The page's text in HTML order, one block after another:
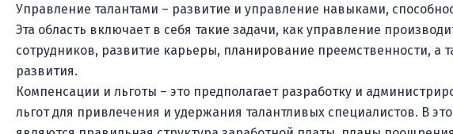
Управление талантами – развитие и управление навыками,
Эта область включает в себя такие задачи, как управление
сотрудников, развитие карьеры, планирование преемственности, а
развития.
Компенсации и льготы – это предполагает разработку и
льгот для привлечения и удержания талантливых специалистов. В